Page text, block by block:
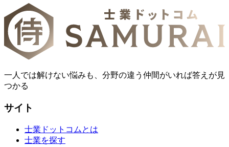
一人では解けない悩みも、分野の違う仲間がいれば答えが見
つかる
サイト
士業ドットコムとは
士業を探す